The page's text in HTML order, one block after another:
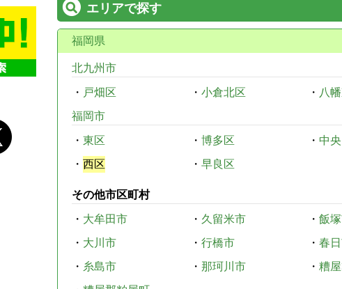
エリアで探す
福岡県
北九州市
・ 戸畑区 ・ 小倉北区 ・ 八
福岡市
・ 東区 ・ 博多区 ・ 中
・ 西区 ・ 早良区
その他市区町村
・ 大牟田市 ・ 久留米市 ・ 飯
・ 大川市 ・ 行橋市 ・ 春
・ 糸島市 ・ 那珂川市 ・ 糟